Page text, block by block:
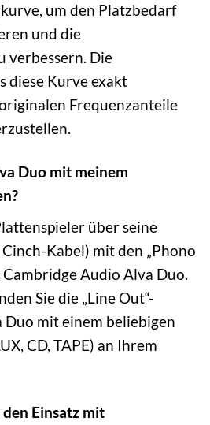
um den Platzbedarf
und die
verbessern. Die
diese Kurve exakt
Frequenzanteile
Duo mit meinem
über seine
Kabel) mit den „Phono
Cambridge Audio Alva Duo.
Sie die „Line Out“-
Duo mit einem beliebigen
CD, TAPE) an Ihrem
Einsatz mit